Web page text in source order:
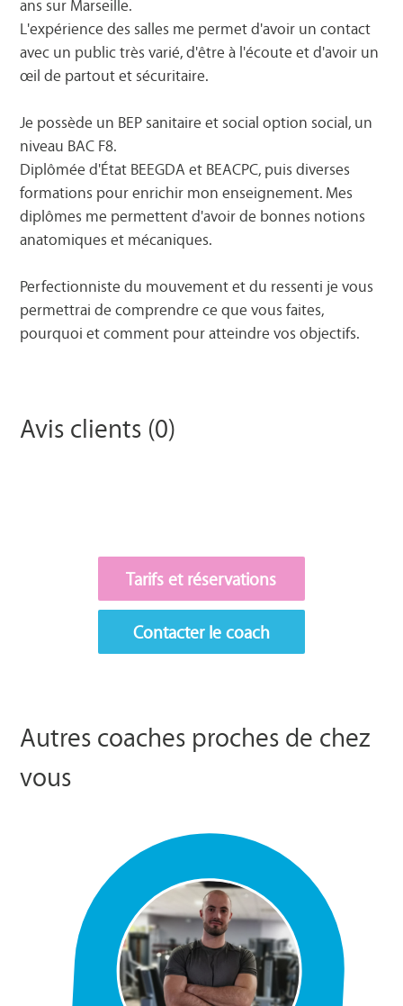
ans sur Marseille.
L'expérience des salles me permet d'avoir un contact
avec un public très varié, d'être à l'écoute et d'avoir un
œil de partout et sécuritaire.
Je possède un BEP sanitaire et social option social, un
niveau BAC F8.
Diplômée d'État BEEGDA et BEACPC, puis diverses
formations pour enrichir mon enseignement. Mes
diplômes me permettent d'avoir de bonnes notions
anatomiques et mécaniques.
Perfectionniste du mouvement et du ressenti je vous
permettrai de comprendre ce que vous faites,
pourquoi et comment pour atteindre vos objectifs.
Avis clients (0)
Tarifs et réservations
Contacter le coach
Autres coaches proches de chez
vous